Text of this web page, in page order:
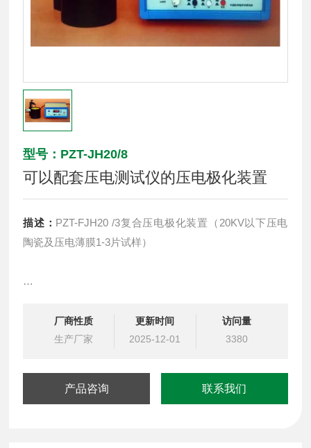
型号：PZT-JH20/8
可以配套压电测试仪的压电极化装置
描述： PZT-FJH20 /3复合压电极化装置（20KV以下压电
陶瓷及压电薄膜1-3片试样）
PZT-FJH20 /3复合压电极化装置（20KV以下压电陶瓷及
压电薄膜1-3片试样）
厂商性质
生产厂家
更新时间
2025-12-01
访问量
3380
产品咨询 联系我们